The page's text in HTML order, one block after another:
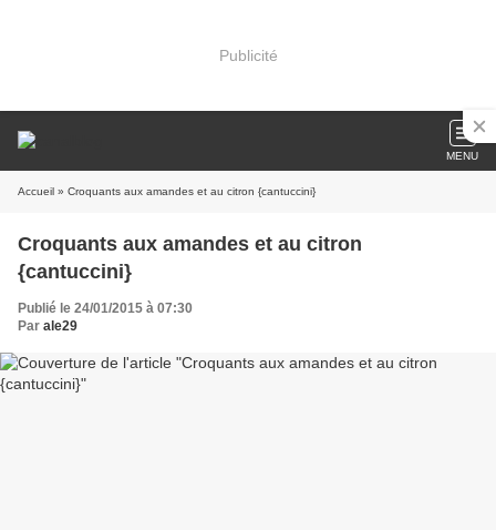
Publicité
MENU
Accueil » Croquants aux amandes et au citron {cantuccini}
Croquants aux amandes et au citron
{cantuccini}
Publié le 24/01/2015 à 07:30
Par ale29